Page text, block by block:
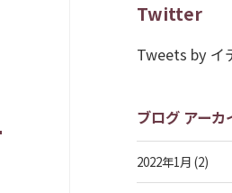
Twitter
Tweets by イ
ブログ アーカ
2022年1月 (2)